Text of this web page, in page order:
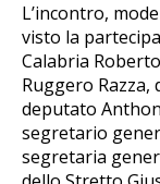
L’incontro,
visto la
Calabria
Ruggero Razza,
deputato
segretario
segretaria